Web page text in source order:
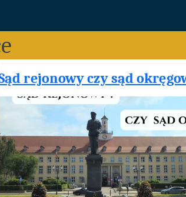
rejonowy czy sąd